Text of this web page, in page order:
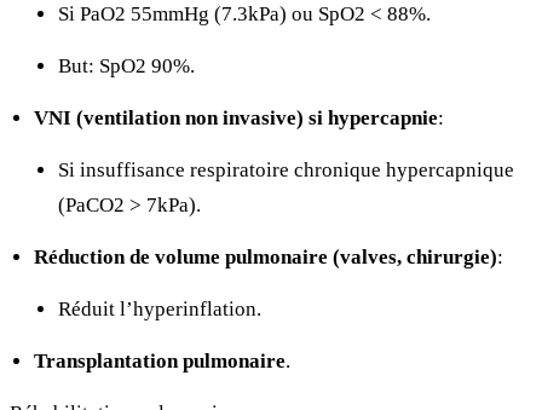
Si PaO2 55mmHg (7.3kPa) ou SpO2 < 88%.
But: SpO2 90%.
VNI (ventilation non invasive) si hypercapnie:
Si insuffisance respiratoire chronique hypercapnique
(PaCO2 > 7kPa).
Réduction de volume pulmonaire (valves, chirurgie):
Réduit l’hyperinflation.
Transplantation pulmonaire.